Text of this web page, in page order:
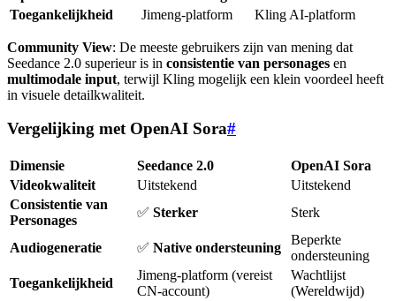
Toegankelijkheid
Jimeng-platform Kling AI-platform
Community View: De meeste gebruikers zijn van mening dat
Seedance 2.0 superieur is in consistentie van personages en
multimodale input, terwijl Kling mogelijk een klein voordeel heeft
in visuele detailkwaliteit.
Vergelijking met OpenAI Sora#
Dimensie Seedance 2.0
OpenAI Sora
Videokwaliteit
Uitstekend
Uitstekend
Consistentie van
Personages
✅ Sterker Sterk
Audiogeneratie ✅ Native ondersteuning
Beperkte
ondersteuning
Toegankelijkheid
Jimeng-platform (vereist
CN-account)
Wachtlijst
(Wereldwijd)